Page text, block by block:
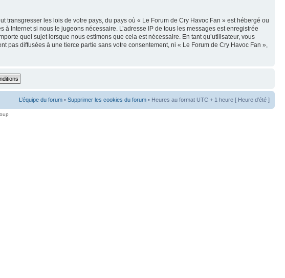
les lois de votre pays, du pays où « Le Forum de Cry Havoc Fan » est hébergé ou
Internet si nous le jugeons nécessaire. L’adresse IP de tous les messages est enregistrée
quel sujet lorsque nous estimons que cela est nécessaire. En tant qu’utilisateur, vous
diffusées à une tierce partie sans votre consentement, ni « Le Forum de Cry Havoc Fan »,
L’équipe du forum • Supprimer les cookies du forum • Heures au format UTC + 1 heure [ Heure d’été ]